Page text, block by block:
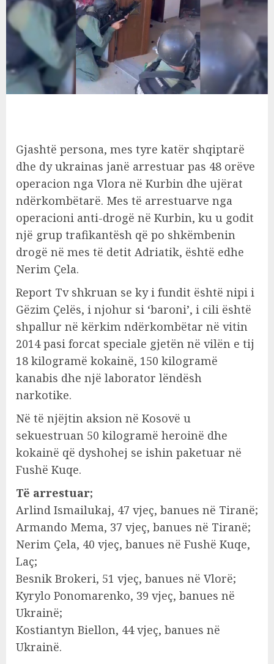
Gjashtë persona, mes tyre katër shqiptarë
dhe dy ukrainas janë arrestuar pas 48 orëve
operacion nga Vlora në Kurbin dhe ujërat
ndërkombëtarë. Mes të arrestuarve nga
operacioni anti-drogë në Kurbin, ku u godit
një grup trafikantësh që po shkëmbenin
drogë në mes të detit Adriatik, është edhe
Nerim Çela.
Report Tv shkruan se ky i fundit është nipi i
Gëzim Çelës, i njohur si ‘baroni’, i cili është
shpallur në kërkim ndërkombëtar në vitin
2014 pasi forcat speciale gjetën në vilën e tij
18 kilogramë kokainë, 150 kilogramë
kanabis dhe një laborator lëndësh
narkotike.
Në të njëjtin aksion në Kosovë u
sekuestruan 50 kilogramë heroinë dhe
kokainë që dyshohej se ishin paketuar në
Fushë Kuqe.
Të arrestuar;
Arlind Ismailukaj, 47 vjeç, banues në Tiranë;
Armando Mema, 37 vjeç, banues në Tiranë;
Nerim Çela, 40 vjeç, banues në Fushë Kuqe,
Laç;
Besnik Brokeri, 51 vjeç, banues në Vlorë;
Kyrylo Ponomarenko, 39 vjeç, banues në
Ukrainë;
Kostiantyn Biellon, 44 vjeç, banues në
Ukrainë.